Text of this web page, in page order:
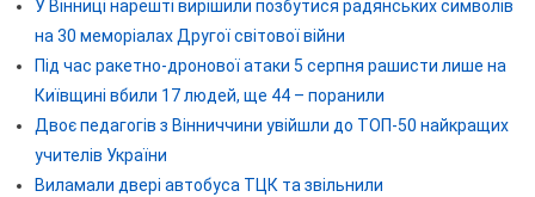
У Вінниці нарешті вирішили позбутися радянських символів
на 30 меморіалах Другої світової війни
Під час ракетно-дронової атаки 5 серпня рашисти лише на
Київщині вбили 17 людей, ще 44 – поранили
Двоє педагогів з Вінниччини увійшли до ТОП-50 найкращих
учителів України
Виламали двері автобуса ТЦК та звільнили